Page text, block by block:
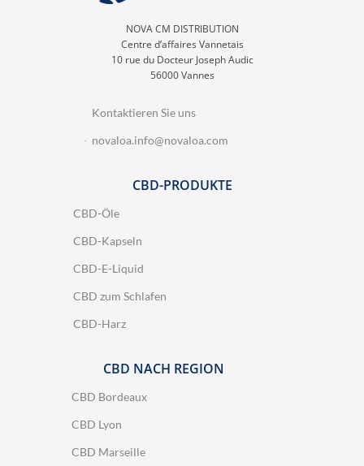
NOVA CM DISTRIBUTION
Centre d’affaires Vannetais
10 rue du Docteur Joseph Audic
56000 Vannes
Kontaktieren Sie uns
novaloa.info@novaloa.com
CBD-PRODUKTE
CBD-Öle
CBD-Kapseln
CBD-E-Liquid
CBD zum Schlafen
CBD-Harz
CBD NACH REGION
CBD Bordeaux
CBD Lyon
CBD Marseille